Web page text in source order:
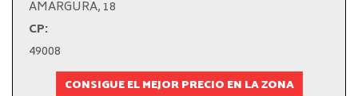
AMARGURA, 18
CP:
49008
CONSIGUE EL MEJOR PRECIO EN LA ZONA